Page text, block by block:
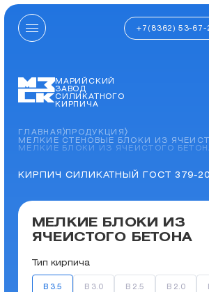
+7(8362) 53-67-
КИРПИЧ СИЛИКАТНЫЙ ГОСТ 379-
МАРИЙСКИЙ
ЗАВОД
СИЛИКАТНОГО
КИРПИЧА
ГЛАВНАЯ ПРОДУКЦИЯ
МЕЛКИЕ СТЕНОВЫЕ БЛОКИ ИЗ
МЕЛКИЕ БЛОКИ ИЗ ЯЧЕИСТОГО
МЕЛКИЕ БЛОКИ ИЗ
ЯЧЕИСТОГО БЕТОНА
Тип кирпича
В 3.5 В 3.0 В 2.5 В 2.0